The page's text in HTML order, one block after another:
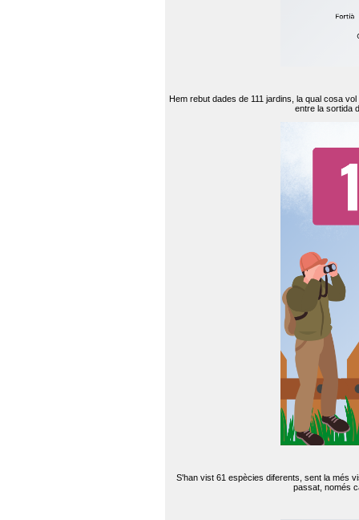
Hem rebut dades de 111 jardins, la qual cosa
entre la sortida
S'han vist 61 espècies diferents, sent la més
passat, només